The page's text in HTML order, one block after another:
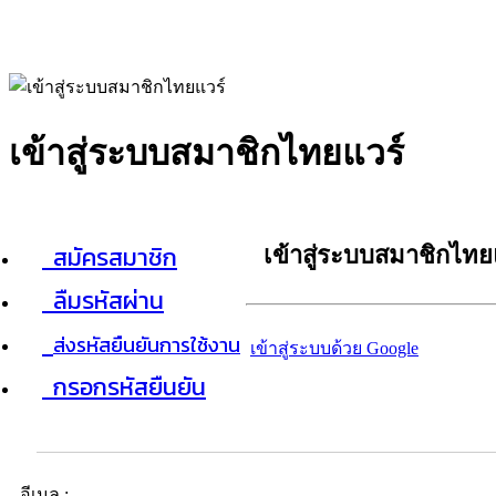
เข้าสู่ระบบสมาชิกไทยแวร์
สมัครสมาชิก
ลืมรหัสผ่าน
ส่งรหัสยืนยันการใช้งาน
กรอกรหัสยืนยัน
เข้าสู่ระบบสมาชิกไท
เข้าสู่ระบบด้วย Google